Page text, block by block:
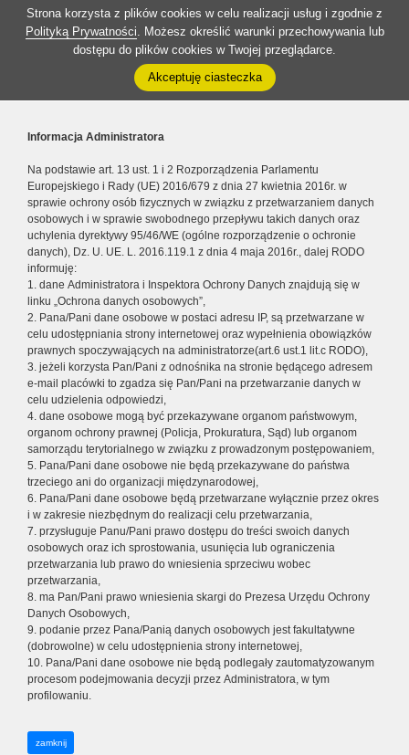
Strona korzysta z plików cookies w celu realizacji usług i zgodnie z
Polityką Prywatności. Możesz określić warunki przechowywania lub
dostępu do plików cookies w Twojej przeglądarce.
Akceptuję ciasteczka
Informacja Administratora
Na podstawie art. 13 ust. 1 i 2 Rozporządzenia Parlamentu
Europejskiego i Rady (UE) 2016/679 z dnia 27 kwietnia 2016r. w
sprawie ochrony osób fizycznych w związku z przetwarzaniem danych
osobowych i w sprawie swobodnego przepływu takich danych oraz
uchylenia dyrektywy 95/46/WE (ogólne rozporządzenie o ochronie
danych), Dz. U. UE. L. 2016.119.1 z dnia 4 maja 2016r., dalej RODO
informuję:
1. dane Administratora i Inspektora Ochrony Danych znajdują się w
linku „Ochrona danych osobowych”,
2. Pana/Pani dane osobowe w postaci adresu IP, są przetwarzane w
celu udostępniania strony internetowej oraz wypełnienia obowiązków
prawnych spoczywających na administratorze(art.6 ust.1 lit.c RODO),
3. jeżeli korzysta Pan/Pani z odnośnika na stronie będącego adresem
e-mail placówki to zgadza się Pan/Pani na przetwarzanie danych w
celu udzielenia odpowiedzi,
4. dane osobowe mogą być przekazywane organom państwowym,
organom ochrony prawnej (Policja, Prokuratura, Sąd) lub organom
samorządu terytorialnego w związku z prowadzonym postępowaniem,
5. Pana/Pani dane osobowe nie będą przekazywane do państwa
trzeciego ani do organizacji międzynarodowej,
6. Pana/Pani dane osobowe będą przetwarzane wyłącznie przez okres
i w zakresie niezbędnym do realizacji celu przetwarzania,
7. przysługuje Panu/Pani prawo dostępu do treści swoich danych
osobowych oraz ich sprostowania, usunięcia lub ograniczenia
przetwarzania lub prawo do wniesienia sprzeciwu wobec
przetwarzania,
8. ma Pan/Pani prawo wniesienia skargi do Prezesa Urzędu Ochrony
Danych Osobowych,
9. podanie przez Pana/Panią danych osobowych jest fakultatywne
(dobrowolne) w celu udostępnienia strony internetowej,
10. Pana/Pani dane osobowe nie będą podlegały zautomatyzowanym
procesom podejmowania decyzji przez Administratora, w tym
profilowaniu.
zamknij